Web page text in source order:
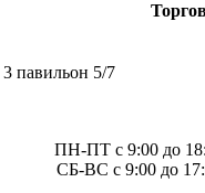
павильон 5/7
ПН-ПТ с 9:00 до
СБ-ВС с 9:00 до